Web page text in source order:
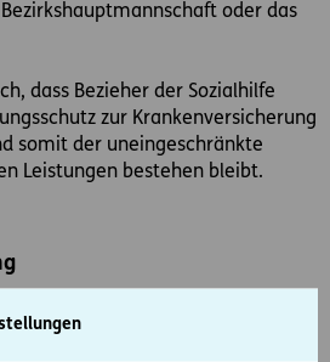
oder das
dass Bezieher der Sozialhilfe
zur Krankenversicherung
somit der uneingeschränkte
Leistungen bestehen bleibt.
in anderen Ländern, ist in